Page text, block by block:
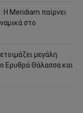
Meridiam παίρνει
στο
μεγάλη
Ερυθρά Θάλασσα και